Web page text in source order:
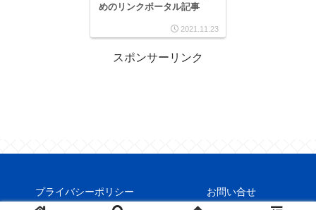
めのリンクポータル記事
2021.11.23
スポンサーリンク
プライバシーポリシー お問い合せ